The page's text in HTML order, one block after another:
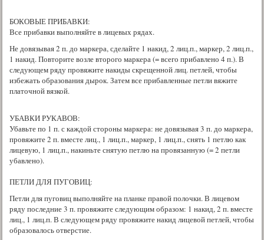
БОКОВЫЕ ПРИБАВКИ:
Все прибавки выполняйте в лицевых рядах.
Не довязывая 2 п. до маркера, сделайте 1 накид, 2 лиц.п., маркер, 2 лиц.п.,
1 накид. Повторите возле второго маркера (= всего прибавлено 4 п.). В
следующем ряду провяжите накиды скрещенной лиц. петлей, чтобы
избежать образования дырок. Затем все прибавленные петли вяжите
платочной вязкой.
УБАВКИ РУКАВОВ:
Убавьте по 1 п. с каждой стороны маркера: не довязывая 3 п. до маркера,
провяжите 2 п. вместе лиц., 1 лиц.п., маркер, 1 лиц.п., снять 1 петлю как
лицевую, 1 лиц.п., накиньте снятую петлю на провязанную (= 2 петли
убавлено).
ПЕТЛИ ДЛЯ ПУГОВИЦ:
Петли для пуговиц выполняйте на планке правой полочки. В лицевом
ряду последние 3 п. провяжите следующим образом: 1 накид, 2 п. вместе
лиц., 1 лиц.п. В следующем ряду провяжите накид лицевой петлей, чтобы
образовалось отверстие.